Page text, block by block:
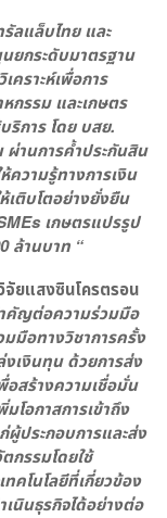
ลแล็บไทย และ
ยกระดับมาตรฐาน
คราะห์เพื่อการ
กรรม และเกษตร
ริการ โดย บสย.
านการค้ำประกันสิน
ความรู้ทางการเงิน
เติบโตอย่างยั่งยืน
เกษตรแปรรูป
ล้านบาท “
จัยแสงซินโครตรอน
คัญต่อความร่วมมือ
มือทางวิชาการครั้ง
งเงินทุน ด้วยการส่ง
อสร้างความเชื่อมั่น
โอกาสการเข้าถึง
ประกอบการและส่ง
กรรมโดยใช้
คโนโลยีที่เกี่ยวข้อง
นินธุรกิจได้อย่างต่อ